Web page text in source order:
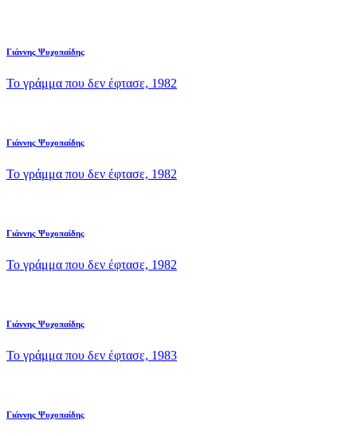
Γιάννης Ψυχοπαίδης
Το γράμμα που δεν έφτασε, 1982
Γιάννης Ψυχοπαίδης
Το γράμμα που δεν έφτασε, 1982
Γιάννης Ψυχοπαίδης
Το γράμμα που δεν έφτασε, 1982
Γιάννης Ψυχοπαίδης
Το γράμμα που δεν έφτασε, 1983
Γιάννης Ψυχοπαίδης